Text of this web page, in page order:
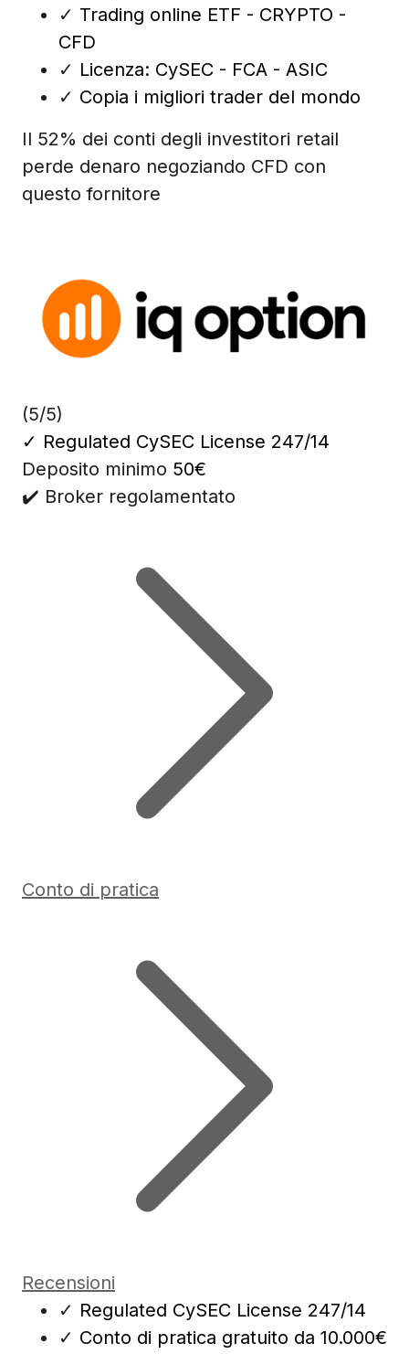
✓ Trading online ETF - CRYPTO -
CFD
✓ Licenza: CySEC - FCA - ASIC
✓ Copia i migliori trader del mondo
Il 52% dei conti degli investitori retail
perde denaro negoziando CFD con
questo fornitore
(5/5)
✓ Regulated CySEC License 247/14
Deposito minimo 50€
✔️ Broker regolamentato
Conto di pratica
Recensioni
✓ Regulated CySEC License 247/14
✓ Conto di pratica gratuito da 10.000€